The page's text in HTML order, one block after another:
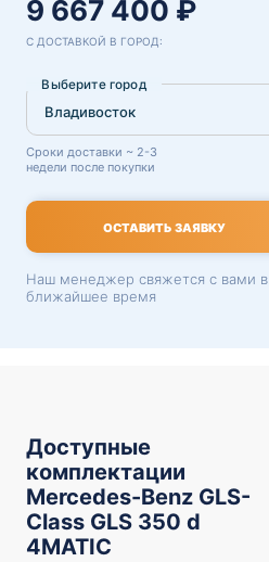
9 667 400 ₽
С ДОСТАВКОЙ В ГОРОД:
Выберите город
Сроки доставки ~ 2-3
недели после покупки
ОСТАВИТЬ ЗАЯВКУ
Наш менеджер свяжется с вами в
ближайшее время
Доступные
комплектации
Mercedes-Benz GLS-
Class GLS 350 d
4MATIC